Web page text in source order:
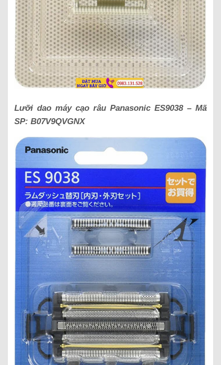
Lưỡi dao máy cạo râu Panasonic ES9038– Mã
SP: B07V9QVGNX